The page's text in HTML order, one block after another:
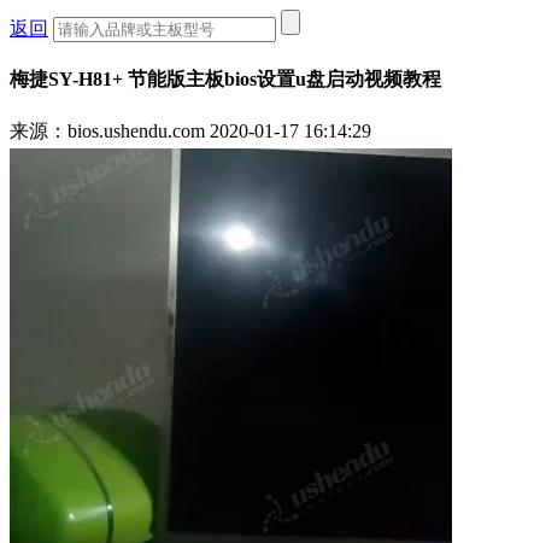
返回
梅捷SY-H81+ 节能版主板bios设置u盘启动视频教程
来源：bios.ushendu.com 2020-01-17 16:14:29